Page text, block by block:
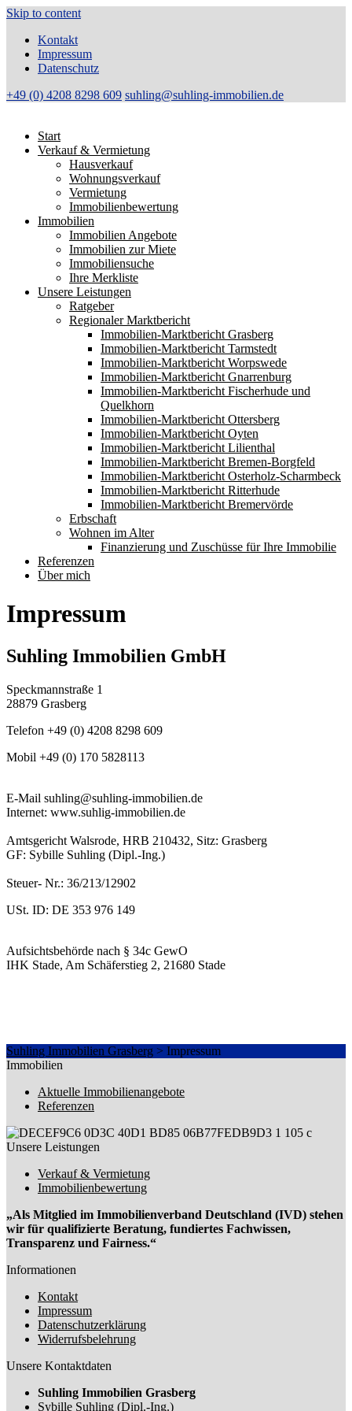
Skip to content
Kontakt
Impressum
Datenschutz
+49 (0) 4208 8298 609 suhling@suhling-immobilien.de
Start
Verkauf & Vermietung
Hausverkauf
Wohnungsverkauf
Vermietung
Immobilienbewertung
Immobilien
Immobilien Angebote
Immobilien zur Miete
Immobiliensuche
Ihre Merkliste
Unsere Leistungen
Ratgeber
Regionaler Marktbericht
Immobilien-Marktbericht Grasberg
Immobilien-Marktbericht Tarmstedt
Immobilien-Marktbericht Worpswede
Immobilien-Marktbericht Gnarrenburg
Immobilien-Marktbericht Fischerhude und
Quelkhorn
Immobilien-Marktbericht Ottersberg
Immobilien-Marktbericht Oyten
Immobilien-Marktbericht Lilienthal
Immobilien-Marktbericht Bremen-Borgfeld
Immobilien-Marktbericht Osterholz-Scharmbeck
Immobilien-Marktbericht Ritterhude
Immobilien-Marktbericht Bremervörde
Erbschaft
Wohnen im Alter
Finanzierung und Zuschüsse für Ihre Immobilie
Referenzen
Über mich
Impressum
Suhling Immobilien GmbH
Speckmannstraße 1
28879 Grasberg
Telefon +49 (0) 4208 8298 609
Mobil +49 (0) 170 5828113
E-Mail suhling@suhling-immobilien.de
Internet: www.suhlig-immobilien.de
Amtsgericht Walsrode, HRB 210432, Sitz: Grasberg
GF: Sybille Suhling (Dipl.-Ing.)
Steuer- Nr.: 36/213/12902
USt. ID: DE 353 976 149
Aufsichtsbehörde nach § 34c GewO
IHK Stade, Am Schäferstieg 2, 21680 Stade
Suhling Immobilien Grasberg > Impressum
Immobilien
Aktuelle Immobilienangebote
Referenzen
Unsere Leistungen
Verkauf & Vermietung
Immobilienbewertung
„Als Mitglied im Immobilienverband Deutschland (IVD) stehen
wir für qualifizierte Beratung, fundiertes Fachwissen,
Transparenz und Fairness.“
Informationen
Kontakt
Impressum
Datenschutzerklärung
Widerrufsbelehrung
Unsere Kontaktdaten
Suhling Immobilien Grasberg
Sybille Suhling (Dipl.-Ing.)